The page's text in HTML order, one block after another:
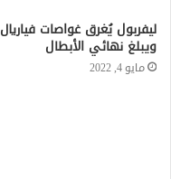
ليفربول يُغرق غواصات فياريال
ويبلغ نهائي الأبطال
مايو 4, 2022